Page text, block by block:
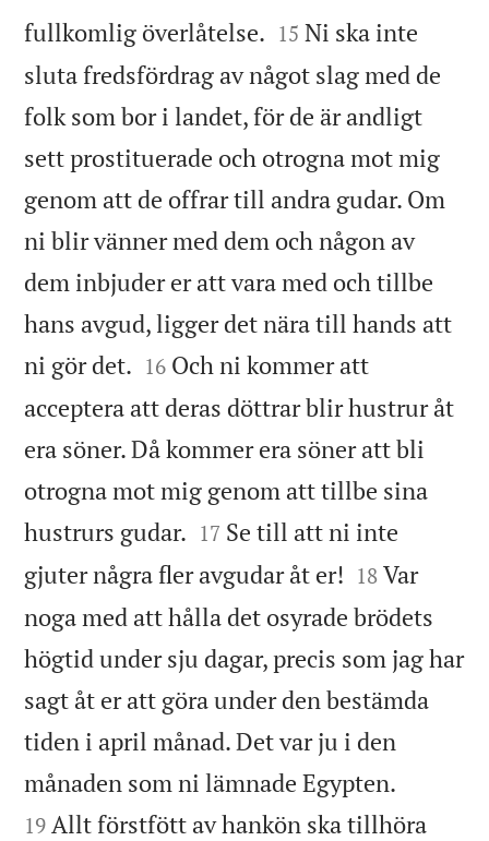
fullkomlig överlåtelse. 

15 Ni ska inte
sluta fredsfördrag av något slag med de
folk som bor i landet, för de är andligt
sett prostituerade och otrogna mot mig
genom att de offrar till andra gudar. Om
ni blir vänner med dem och någon av
dem inbjuder er att vara med och tillbe
hans avgud, ligger det nära till hands att
ni gör det. 

16 Och ni kommer att
acceptera att deras döttrar blir hustrur åt
era söner. Då kommer era söner att bli
otrogna mot mig genom att tillbe sina
hustrurs gudar. 

17 Se till att ni inte
gjuter några fler avgudar åt er! 

18 Var
noga med att hålla det osyrade brödets
högtid under sju dagar, precis som jag har
sagt åt er att göra under den bestämda
tiden i april månad. Det var ju i den
månaden som ni lämnade Egypten.
19 Allt förstfött av hankön ska tillhöra